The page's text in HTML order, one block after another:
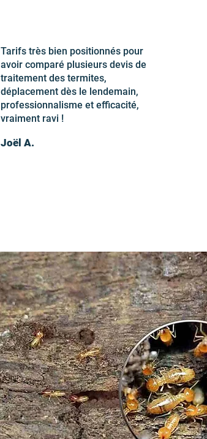
Tarifs très bien positionnés pour
avoir comparé plusieurs devis de
traitement des termites,
déplacement dès le lendemain,
professionnalisme et efficacité,
vraiment ravi !
Joël A.